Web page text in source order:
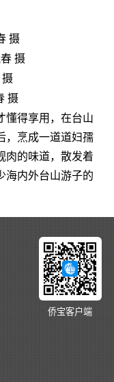
摄
摄
得享用，在台山
，烹成一道道妇孺
肉的味道，散发着
海内外台山游子的
侨宝客户端